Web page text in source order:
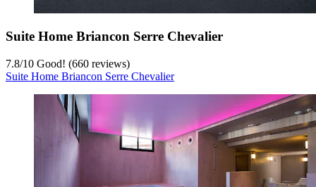
Suite Home Briancon Serre Chevalier
7.8/10 Good! (660 reviews)
Suite Home Briancon Serre Chevalier